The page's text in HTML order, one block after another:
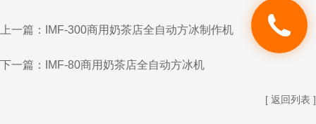
上一篇： IMF-300商用奶茶店全自动方冰制作机
下一篇： IMF-80商用奶茶店全自动方冰机
[ 返回列表 ]